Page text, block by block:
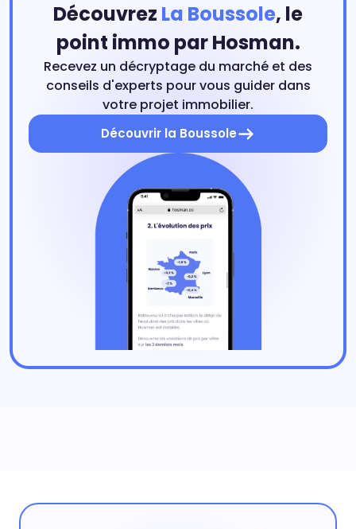
Découvrez La Boussole, le
point immo par Hosman.
Recevez un décryptage du marché et des
conseils d'experts pour vous guider dans
votre projet immobilier.
Découvrir la Boussole